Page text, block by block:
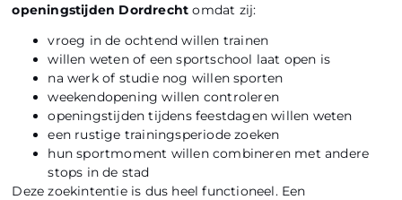
openingstijden Dordrecht omdat zij:
vroeg in de ochtend willen trainen
willen weten of een sportschool laat open is
na werk of studie nog willen sporten
weekendopening willen controleren
openingstijden tijdens feestdagen willen weten
een rustige trainingsperiode zoeken
hun sportmoment willen combineren met andere
stops in de stad
Deze zoekintentie is dus heel functioneel. Een